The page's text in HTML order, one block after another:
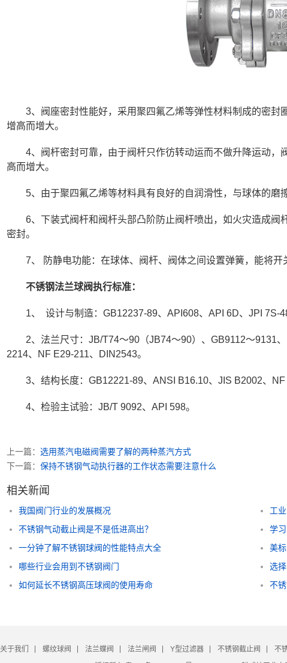
3、阀座密封性能好，采用聚四氟乙烯等弹性材料制成的密
增高而增大。
4、阀杆密封可靠，由于阀杆只作彷转动运而不做升降运动
高而增大。
5、由于聚四氟乙烯等材料具有良好的自润滑性，与球体的磨
6、下装式阀杆和阀杆头部凸阶防止阀杆喷出，如火灾造成
密封。
7、 防静电功能：在球体、阀杆、阀体之间设置弹簧，能将开
不锈钢法兰球阀执行标准：
1、 设计与制造：GB12237-89、API608、API 6D、JPI 7S-
2、法兰尺寸：JB/T74～90（JB74～90）、GB9112～9131
2214、NF E29-211、DIN2543。
3、结构长度：GB12221-89、ANSI B16.10、JIS B2002、NF
4、检验主试验：JB/T 9092、API 598。
上一篇： 选用蒸汽电磁阀需要了解的两种蒸汽方式
下一篇： 保持不锈钢气动执行器的工作状态需要注意什么
相关新闻
我国阀门行业的发展概况
工
不锈钢气动截止阀是不是低进高出？
学
一分钟了解不锈钢球阀的性能特点大全
美
哪些行业会用到不锈钢阀门
选
如何延长不锈钢高压球阀的使用寿命
不
关于我们 螺纹球阀 法兰蝶阀 法兰闸阀 Y型过滤器 不锈钢截止阀 不